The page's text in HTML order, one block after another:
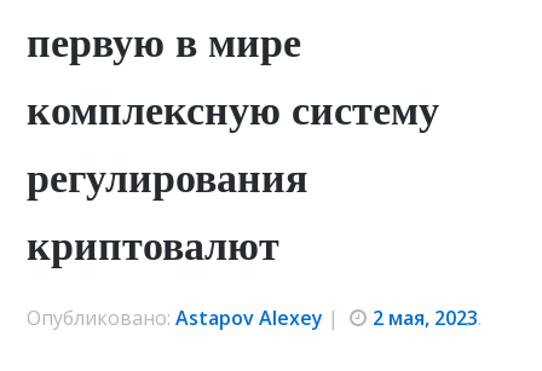
первую в мире
комплексную систему
регулирования
криптовалют
Опубликовано:Astapov Alexey | 2 мая, 2023.